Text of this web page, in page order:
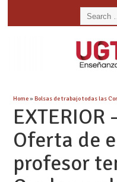
Home»Bolsas de trabajo todas las
EXTERIOR
Oferta de
profesor